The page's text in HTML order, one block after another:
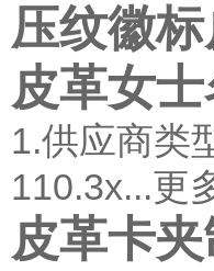
压纹徽
皮革女
1.供应商类
110.3x...更
皮革卡